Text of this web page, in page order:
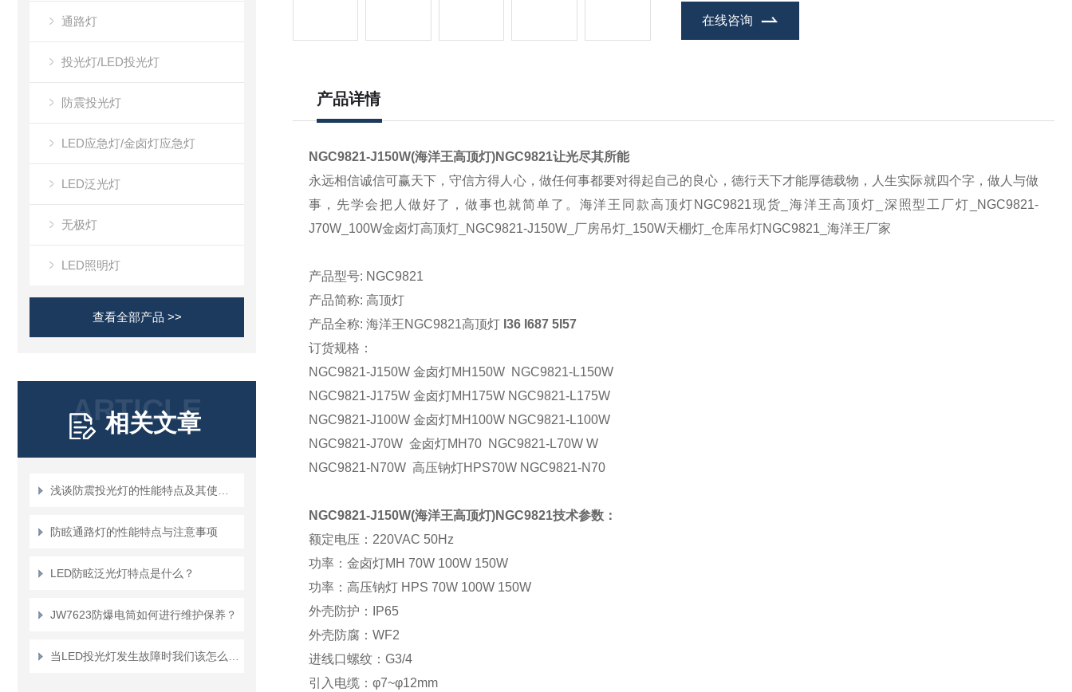
通路灯
投光灯/LED投光灯
防震投光灯
LED应急灯/金卤灯应急灯
LED泛光灯
无极灯
LED照明灯
查看全部产品 >>
ARTICLE
相关文章
防眩通路灯的性能特点与注意事项
LED防眩泛光灯特点是什么？
JW7623防爆电筒如何进行维护保养？
在线咨询
产品详情
NGC9821-J150W(海洋王高顶灯)NGC9821让光尽其所能
永远相信诚信可赢天下，守信方得人心，做任何事都要对得起自己的良心，德行天下才能厚德载物，人生实际就四个字，做人与做
事，先学会把人做好了，做事也就简单了。 海洋王同款高顶灯 NGC9821现货 海洋王高顶灯 深照型工厂灯
_NGC9821-
J70W_100W金卤灯高顶灯_NGC9821-J150W_ 厂房吊灯_150W天棚灯_ 仓库吊灯NGC9821_ 海洋王厂家
产品型号: NGC9821
产品简称: 高顶灯
产品全称: 海洋王NGC9821高顶灯 I36 I687 5I57
订货规格：
NGC9821-J150W 金卤灯MH150W NGC9821-L150W
NGC9821-J175W 金卤灯MH175W NGC9821-L175W
NGC9821-J100W 金卤灯MH100W NGC9821-L100W
NGC9821-J70W 金卤灯MH70 NGC9821-L70W W
NGC9821-N70W 高压钠灯HPS70W NGC9821-N70
NGC9821-J150W(海洋王高顶灯)NGC9821技术参数：
额定电压： 220VAC 50Hz
功率：金卤灯MH 70W 100W 150W
功率：高压钠灯HPS 70W 100W 150W
外壳防护：
IP65
外壳防腐： WF2
进线口螺纹： G3/4
引入电缆： φ7~φ12mm